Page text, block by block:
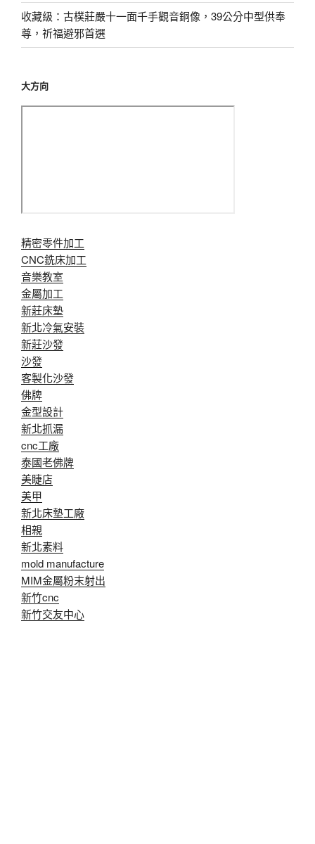
收藏級：古樸莊嚴十一面千手觀音銅像，39公分中型供奉
尊，祈福避邪首選
大方向
精密零件加工
CNC銑床加工
音樂教室
金屬加工
新莊床墊
新北冷氣安裝
新莊沙發
沙發
客製化沙發
佛牌
金型設計
新北抓漏
cnc工廠
泰國老佛牌
美睫店
美甲
新北床墊工廠
相親
新北素料
mold manufacture
MIM金屬粉末射出
新竹cnc
新竹交友中心